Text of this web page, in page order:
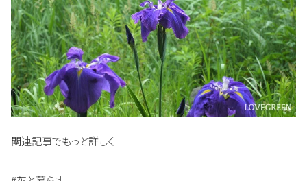
関連記事でもっと詳しく